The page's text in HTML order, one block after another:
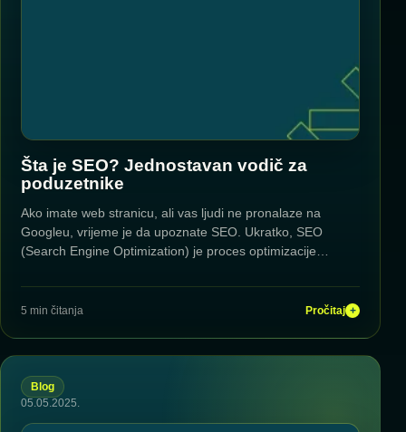
Šta je SEO? Jednostavan vodič za
poduzetnike
Ako imate web stranicu, ali vas ljudi ne pronalaze na
Googleu, vrijeme je da upoznate SEO. Ukratko, SEO
(Search Engine Optimization) je proces optimizacije…
5 min čitanja Pročitaj +
Blog
05.05.2025.